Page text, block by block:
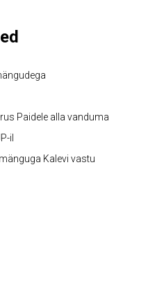
Paidele alla vanduma
il
Kalevi vastu